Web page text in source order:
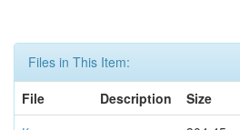
Files in This Item:
File
Description Size